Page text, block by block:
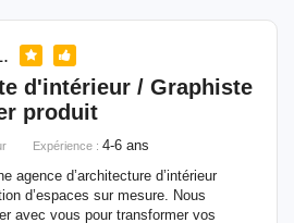
d'intérieur / Graphiste
produit
Expérience : 4-6 ans
agence d’architecture d’intérieur
d’espaces sur mesure. Nous
avec vous pour transformer vos